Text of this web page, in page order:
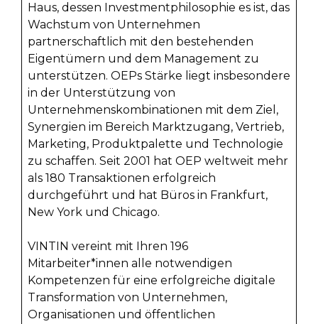
Haus, dessen Investmentphilosophie es ist, das
Wachstum von Unternehmen
partnerschaftlich mit den bestehenden
Eigentümern und dem Management zu
unterstützen. OEPs Stärke liegt insbesondere
in der Unterstützung von
Unternehmenskombinationen mit dem Ziel,
Synergien im Bereich Marktzugang, Vertrieb,
Marketing, Produktpalette und Technologie
zu schaffen. Seit 2001 hat OEP weltweit mehr
als 180 Transaktionen erfolgreich
durchgeführt und hat Büros in Frankfurt,
New York und Chicago.
VINTIN vereint mit Ihren 196
Mitarbeiter*innen alle notwendigen
Kompetenzen für eine erfolgreiche digitale
Transformation von Unternehmen,
Organisationen und öffentlichen